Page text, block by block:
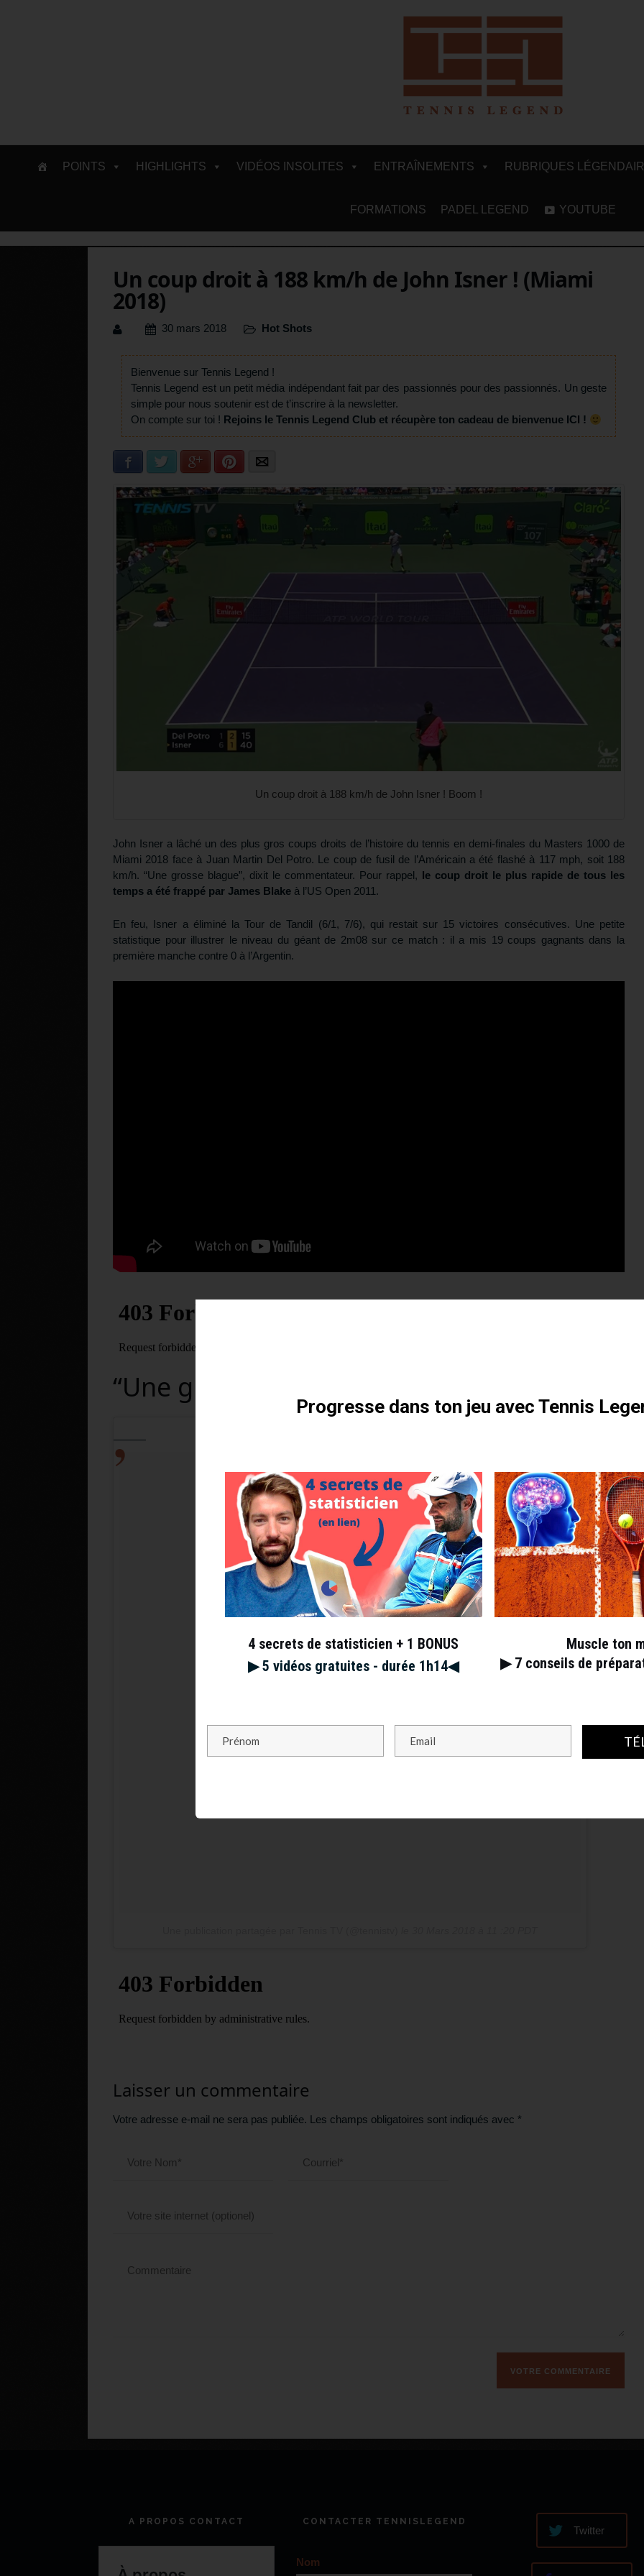
POINTS HIGHLIGHTS VIDÉOS INSOLITES ENTRAÎNEMENTS RUBRIQUES
FORMATIONS PADEL LEGEND YOUTUBE
Un coup droit à 188 km/h de John Isner ! (Miami
2018)
30 mars 2018 Hot Shots
Bienvenue sur Tennis Legend !
Tennis Legend est un petit média indépendant fait par des passionnés pour des passionnés. Un geste
simple pour nous soutenir est de t’inscrire à la newsletter.
On compte sur toi ! Rejoins le Tennis Legend Club et récupère ton cadeau de bienvenue ICI !
Facebook Twitter Google+ Pinterest
Un coup droit à 188 km/h de John Isner ! Boom !
John Isner a lâché un des plus gros coups droits de l’histoire du tennis en demi-finales du Masters 1000 de
Miami 2018 face à Juan Martin Del Potro. Le coup de fusil de l’Américain a été flashé à 117 mph, soit 188
km/h. “Une grosse blague”, dixit le commentateur. Pour rappel, le coup droit le plus rapide de tous les
temps a été frappé par James Blake à l’US Open 2011.
En feu, Isner a éliminé la Tour de Tandil (6/1, 7/6), qui restait sur 15 victoires consécutives. Une petite
statistique pour illustrer le niveau du géant de 2m08 sur ce match : il a mis 19 coups gagnants dans la
première manche contre 0 à l’Argentin.
“Une grosse blague”
Laisser un commentaire
Votre adresse e-mail ne sera pas publiée. Les champs obligatoires sont indiqués avec *
A PROPOS CONTACT CONTACTER TENNISLEGEND
Nom
Twitter
Progresse dans ton jeu avec Tennis
4 secrets de statisticien + 1 BONUS
▶︎ 5 vidéos gratuites - durée 1h14◀︎
Muscle ton
▶︎ 7 conseils de